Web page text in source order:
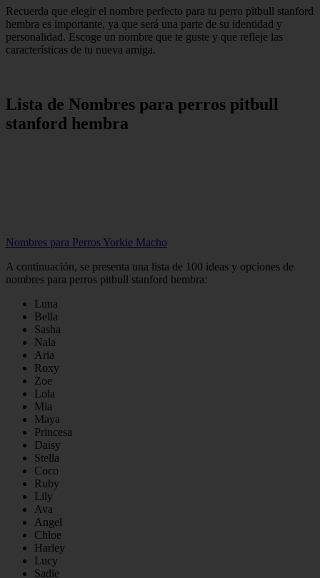
Recuerda que elegir el nombre perfecto para tu perro pitbull stanford
hembra es importante, ya que será una parte de su identidad y
personalidad. Escoge un nombre que te guste y que refleje las
características de tu nueva amiga.
Lista de Nombres para perros pitbull
stanford hembra
Nombres para Perros Yorkie Macho
A continuación, se presenta una lista de 100 ideas y opciones de
nombres para perros pitbull stanford hembra:
Luna
Bella
Sasha
Nala
Aria
Roxy
Zoe
Lola
Mia
Maya
Princesa
Daisy
Stella
Coco
Ruby
Lily
Ava
Angel
Chloe
Harley
Lucy
Sadie